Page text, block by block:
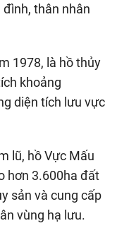
thân nhân
1978, là hồ thủy
khoảng
diện tích lưu vực
lũ, hồ Vực Mấu
hơn 3.600ha đất
sản và cung cấp
vùng hạ lưu.